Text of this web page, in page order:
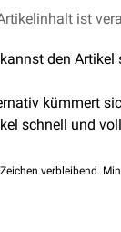
sich die
Dioxygenierung
Reaktionen
ist
den Artikel
kümmert
schnell und
Zeichen verbleibend.